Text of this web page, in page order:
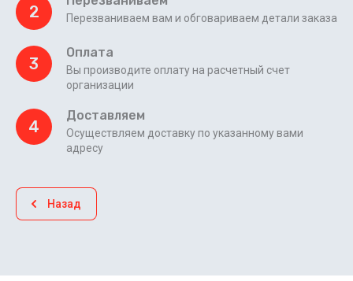
2 Перезваниваем вам и обговариваем детали заказа
3
Оплата
Вы производите оплату на расчетный счет
организации
4
Доставляем
Осуществляем доставку по указанному вами
адресу
Назад